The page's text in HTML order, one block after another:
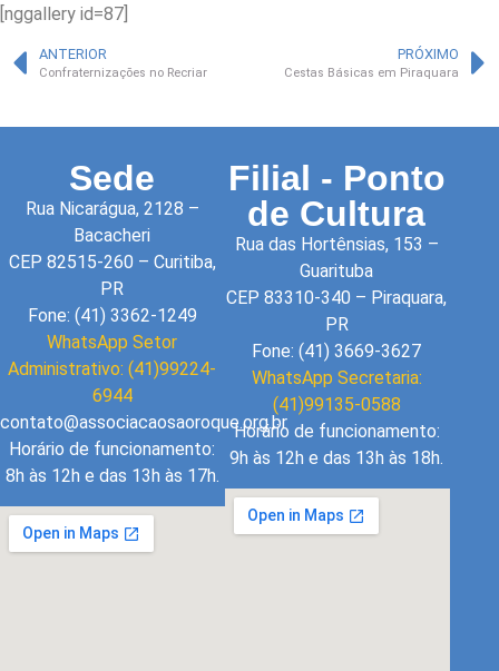
[nggallery id=87]
ANTERIOR
Confraternizações no Recriar
PRÓXIMO
Cestas Básicas em Piraquara
Sede
Rua Nicarágua, 2128 –
Bacacheri
CEP 82515-260 – Curitiba,
PR
Fone: (41) 3362-1249
WhatsApp Setor
Administrativo: (41)99224-
6944
contato@associacaosaoroque.org.br
Horário de funcionamento:
8h às 12h e das 13h às 17h.
Filial - Ponto
de Cultura
Rua das Hortênsias, 153 –
Guarituba
CEP 83310-340 – Piraquara,
PR
Fone: (41) 3669-3627
WhatsApp Secretaria:
(41)99135-0588
Horário de funcionamento:
9h às 12h e das 13h às 18h.